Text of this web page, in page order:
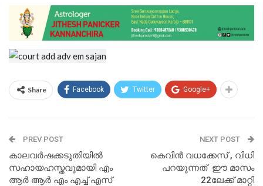
Share Facebook Twitter Google+
PREV POST
കാലവർഷക്കടുതിയിൽ
സഹായഹസ്തവുമായി എം
ആർ ആർ എം എച്ച് എസ്
NEXT POST
കെവിന്‍ വധക്കേസ് , വിധി
പറയുന്നത് ഈ മാസം
22ലേക്ക് മാറ്റി